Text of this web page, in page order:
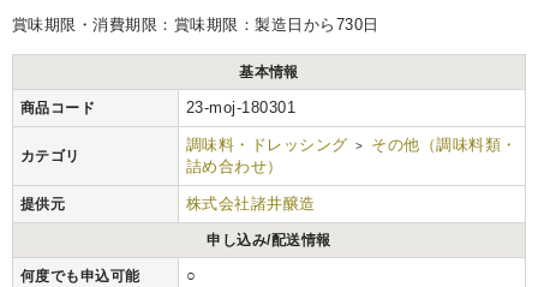
賞味期限・消費期限：賞味期限：製造日から730日
基本情報
商品コード 23-moj-180301
カテゴリ
調味料・ドレッシング >
その他（調味料類・
詰め合わせ）
提供元 株式会社諸井醸造
申し込み/配送情報
何度でも申込可能 ○